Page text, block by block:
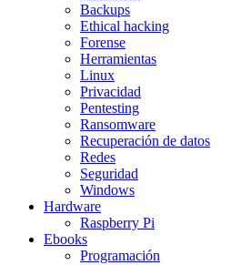
Backups
Ethical hacking
Forense
Herramientas
Linux
Privacidad
Pentesting
Ransomware
Recuperación de datos
Redes
Seguridad
Windows
Hardware
Raspberry Pi
Ebooks
Programación